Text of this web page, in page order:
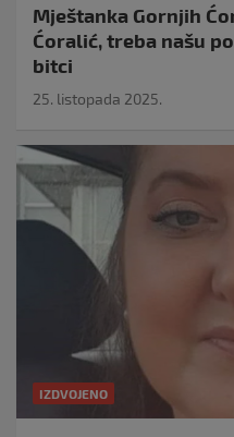
Mještanka Gornjih
Ćoralić, treba našu
bitci
25. listopada 2025.
IZDVOJENO